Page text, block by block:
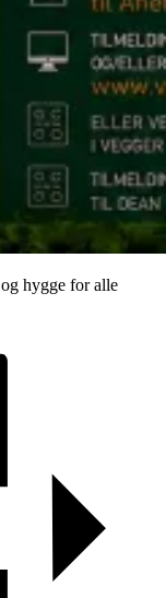
hygge for alle